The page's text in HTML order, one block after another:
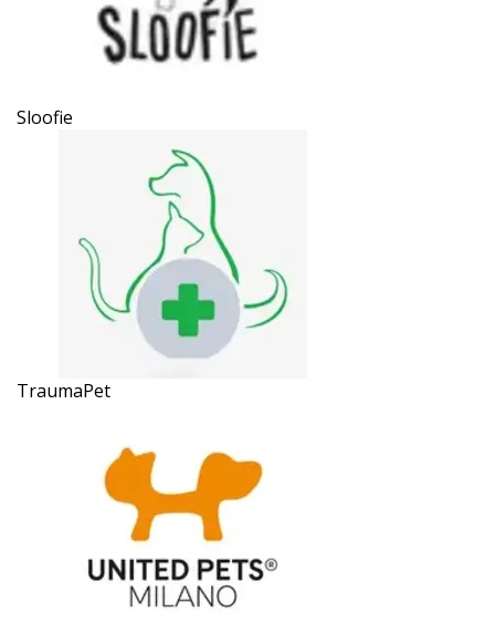
Sloofie
TraumaPet